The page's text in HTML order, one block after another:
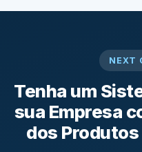
NEXT
Tenha um
sua Empresa
dos